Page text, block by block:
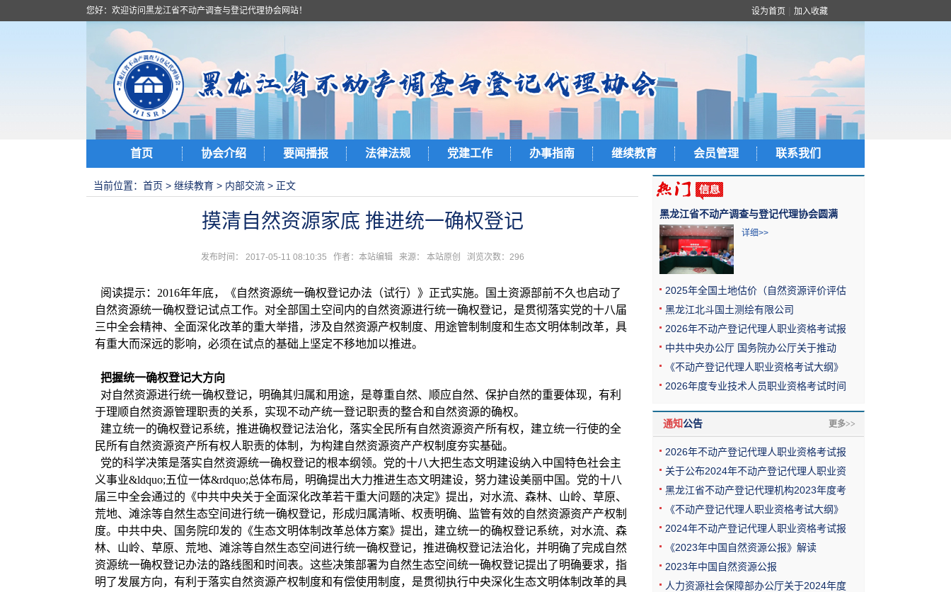
您好：欢迎访问黑龙江省不动产调查与登记代理协会网站！ 设为首页 加入收藏
首页 协会介绍 要闻播报 法律法规 党建工作 办事指南 继续教育 会员管理 联系我们
当前位置： 首页 > 继续教育 > 内部交流 > 正文
摸清自然资源家底 推进统一确权登记
发布时间： 2017-05-11 08:10:35 作者：本站编辑 来源： 本站原创 浏览次数： 296
阅读提示：2016年年底，《自然资源统一确权登记办法（试行）》正式实施。国土资源部前不久也启动了
自然资源统一确权登记试点工作。对全部国土空间内的自然资源进行统一确权登记，是贯彻落实党的十八届
三中全会精神、全面深化改革的重大举措，涉及自然资源产权制度、用途管制制度和生态文明体制改革，具
有重大而深远的影响，必须在试点的基础上坚定不移地加以推进。
把握统一确权登记大方向
对自然资源进行统一确权登记，明确其归属和用途，是尊重自然、顺应自然、保护自然的重要体现，有利
于理顺自然资源管理职责的关系，实现不动产统一登记职责的整合和自然资源的确权。
建立统一的确权登记系统，推进确权登记法治化，落实全民所有自然资源资产所有权，建立统一行使的全
民所有自然资源资产所有权人职责的体制，为构建自然资源资产产权制度夯实基础。
党的科学决策是落实自然资源统一确权登记的根本纲领。党的十八大把生态文明建设纳入中国特色社会主
义事业&ldquo;五位一体&rdquo;总体布局，明确提出大力推进生态文明建设，努力建设美丽中国。党的十八
届三中全会通过的《中共中央关于全面深化改革若干重大问题的决定》提出，对水流、森林、山岭、草原、
荒地、滩涂等自然生态空间进行统一确权登记，形成归属清晰、权责明确、监管有效的自然资源资产产权制
度。中共中央、国务院印发的《生态文明体制改革总体方案》提出，建立统一的确权登记系统，对水流、森
林、山岭、草原、荒地、滩涂等自然生态空间进行统一确权登记，推进确权登记法治化，并明确了完成自然
资源统一确权登记办法的路线图和时间表。这些决策部署为自然生态空间统一确权登记提出了明确要求，指
明了发展方向，有利于落实自然资源产权制度和有偿使用制度，是贯彻执行中央深化生态文明体制改革的具
黑龙江省不动产调查与登记代理协会圆满
详细>>
2025年全国土地估价（自然资源评价评估
黑龙江北斗国土测绘有限公司
2026年不动产登记代理人职业资格考试报
中共中央办公厅 国务院办公厅关于推动
《不动产登记代理人职业资格考试大纲》
2026年度专业技术人员职业资格考试时间
通知公告 更多>>
2026年不动产登记代理人职业资格考试报
关于公布2024年不动产登记代理人职业资
黑龙江省不动产登记代理机构2023年度考
《不动产登记代理人职业资格考试大纲》
2024年不动产登记代理人职业资格考试报
《2023年中国自然资源公报》解读
2023年中国自然资源公报
人力资源社会保障部办公厅关于2024年度